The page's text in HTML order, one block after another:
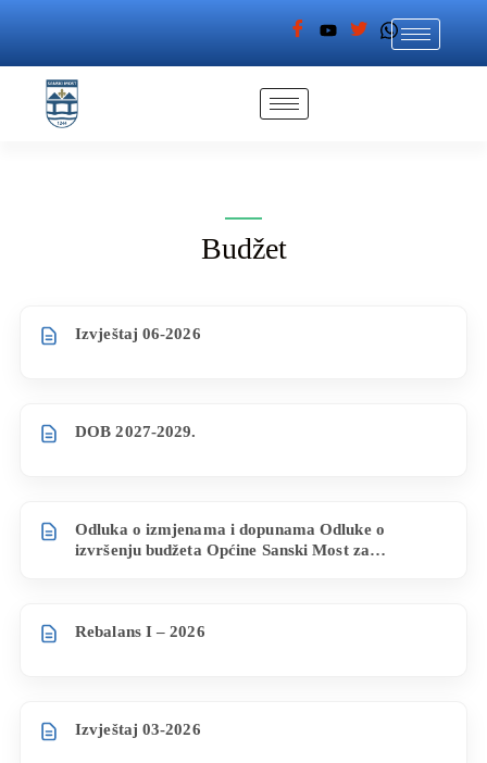
Budžet
Izvještaj 06-2026
DOB 2027-2029.
Odluka o izmjenama i dopunama Odluke o
izvršenju budžeta Općine Sanski Most za
Rebalans I – 2026
Izvještaj 03-2026